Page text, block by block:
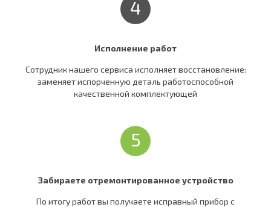
4
Исполнение работ
Сотрудник нашего сервиса исполняет восстановление:
заменяет испорченную деталь работоспособной
качественной комплектующей
5
Забираете отремонтированное устройство
По итогу работ вы получаете исправный прибор c